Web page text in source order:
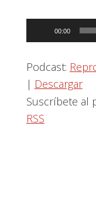
Reproductor
de
audio
00:00
Podcast:
| Descargar
Suscríbete al
RSS